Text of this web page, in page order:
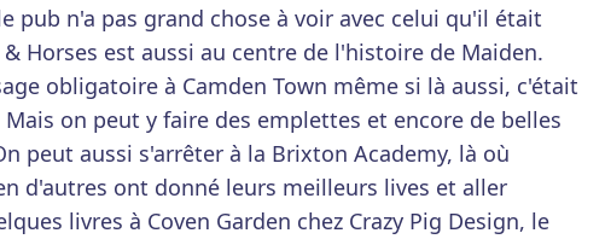
pub n'a pas grand chose à voir avec celui qu'il était
& Horses est aussi au centre de l'histoire de Maiden.
obligatoire à Camden Town même si là aussi, c'était
on peut y faire des emplettes et encore de belles
peut aussi s'arrêter à la Brixton Academy, là où
d'autres ont donné leurs meilleurs lives et aller
livres à Coven Garden chez Crazy Pig Design, le